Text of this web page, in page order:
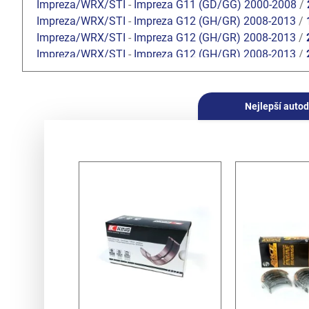
Impreza/WRX/STI - Impreza G11 (GD/GG) 2000-2008 /
Impreza/WRX/STI - Impreza G12 (GH/GR) 2008-2013 /
Impreza/WRX/STI - Impreza G12 (GH/GR) 2008-2013 /
Impreza/WRX/STI - Impreza G12 (GH/GR) 2008-2013 /
Impreza/WRX/STI-Impreza G12 (GH/GR) 2008-2013/
Legacy/Outback B13 (BL/BP) 2003-
Legacy/Outback B13 (BL/BP) 2003-
Forester S12 (SH) 2008-2013
Forester S12 (SH) 2008-2013 2.5 Turbo
Nejlepší